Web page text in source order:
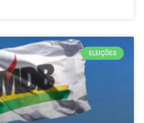
ELEIÇÕES